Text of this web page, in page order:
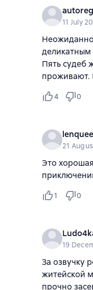
11 July
деликатным
Пять судеб
проживают.
4 0
21
Это
1 0
19
За озвучку
житейской
прочно